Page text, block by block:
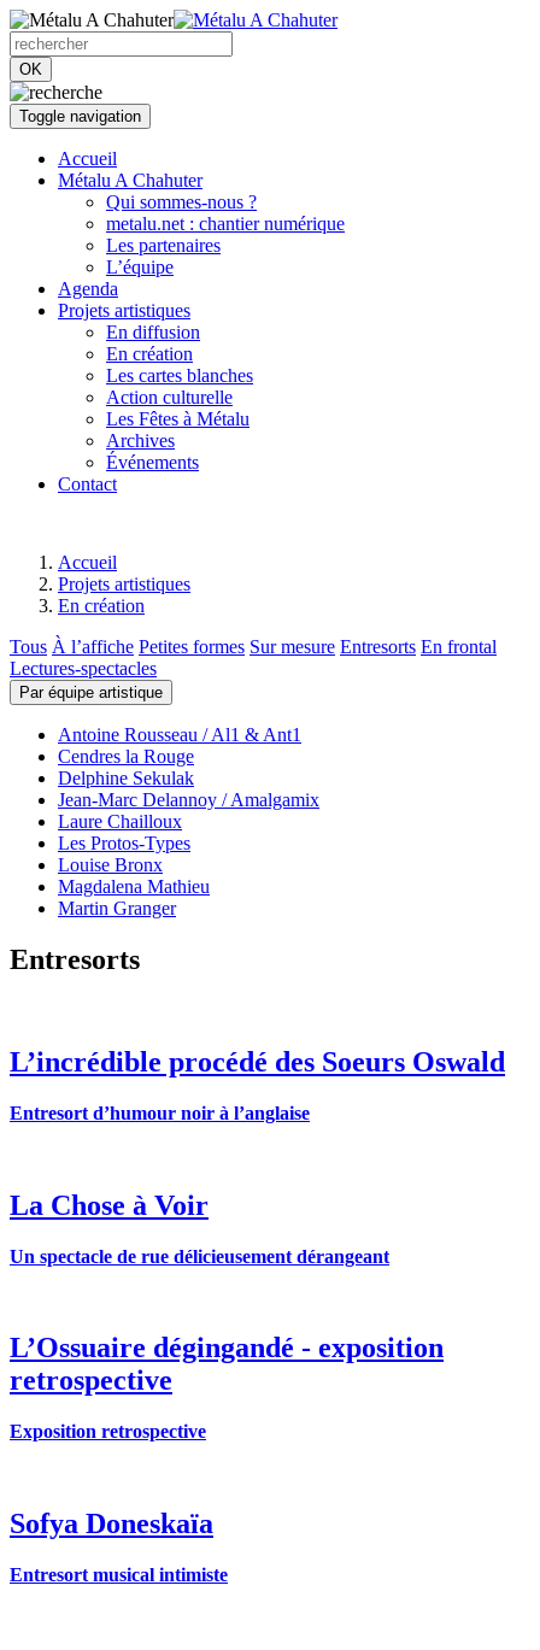
OK
Toggle navigation
Accueil
Métalu A Chahuter
Qui sommes-nous ?
metalu.net : chantier numérique
Les partenaires
L’équipe
Agenda
Projets artistiques
En diffusion
En création
Les cartes blanches
Action culturelle
Les Fêtes à Métalu
Archives
Événements
Contact
Accueil
Projets artistiques
En création
Tous À l’affiche Petites formes Sur mesure Entresorts En frontal
Lectures-spectacles
Par équipe artistique
Antoine Rousseau / Al1 & Ant1
Cendres la Rouge
Delphine Sekulak
Jean-Marc Delannoy / Amalgamix
Laure Chailloux
Les Protos-Types
Louise Bronx
Magdalena Mathieu
Martin Granger
Entresorts
L’incrédible procédé des Soeurs Oswald
Entresort d’humour noir à l’anglaise
La Chose à Voir
Un spectacle de rue délicieusement dérangeant
L’Ossuaire dégingandé - exposition
retrospective
Exposition retrospective
Sofya Doneskaïa
Entresort musical intimiste